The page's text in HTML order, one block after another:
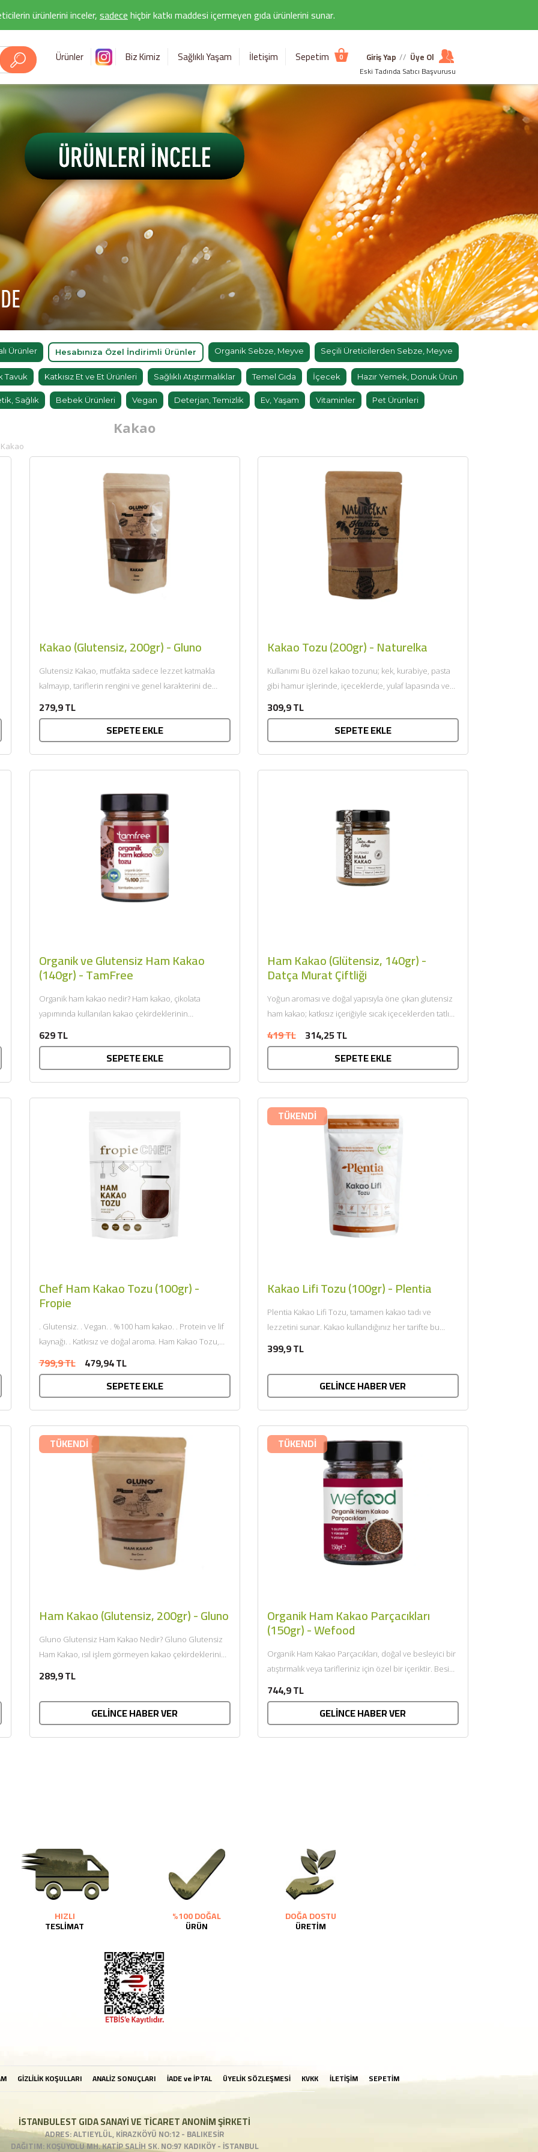
ürünlerini inceler,sadecehiçbir katkı maddesi içermeyen gıda ürünlerini sunar.
Ürünler Biz Kimiz Sağlıklı Yaşam İletişim Sepetim 0 Giriş Yap // Üye Ol
Eski Tadında Satıcı Başvurusu
Ürünler Hesabınıza Özel İndirimli Ürünler Organik Sebze, Meyve Seçili Üreticilerden Sebze, Meyve
Tavuk Katkısız Et ve Et Ürünleri Sağlıklı Atıştırmalıklar Temel Gıda İçecek Hazır Yemek, Donuk Ürün
Sağlık Bebek Ürünleri Vegan Deterjan, Temizlik Ev, Yaşam Vitaminler Pet Ürünleri
Kakao
Kakao
Kakao (Glutensiz, 200gr) - Gluno
Glutensiz Kakao, mutfakta sadece lezzet katmakla
kalmayıp, tariflerin rengini ve genel karakterini de
279,9 TL
SEPETE EKLE
Kakao Tozu (200gr) - Naturelka
Kullanımı Bu özel kakao tozunu; kek, kurabiye, pasta
gibi hamur işlerinde, içeceklerde, yulaf lapasında ve
309,9 TL
SEPETE EKLE
Organik ve Glutensiz Ham Kakao
(140gr) - TamFree
Organik ham kakao nedir? Ham kakao, çikolata
yapımında kullanılan kakao çekirdeklerinin
çekirdeklerinin...
629 TL
SEPETE EKLE
Ham Kakao (Glütensiz, 140gr) -
Datça Murat Çiftliği
Yoğun aroması ve doğal yapısıyla öne çıkan glutensiz
ham kakao; katkısız içeriğiyle sıcak içeceklerden tatlı
419 TL 314,25 TL
SEPETE EKLE
Chef Ham Kakao Tozu (100gr) -
Fropie
. Glutensiz. . Vegan. . %100 ham kakao. . Protein ve lif
kaynağı. . Katkısız ve doğal aroma. Ham Kakao Tozu,
799,9 TL 479,94 TL
SEPETE EKLE
TÜKENDİ
Kakao Lifi Tozu (100gr) - Plentia
Plentia Kakao Lifi Tozu, tamamen kakao tadı ve
lezzetini sunar. Kakao kullandığınız her tarifte bu
399,9 TL
GELİNCE HABER VER
TÜKENDİ
Ham Kakao (Glutensiz, 200gr) - Gluno
Gluno Glutensiz Ham Kakao Nedir? Gluno Glutensiz
Ham Kakao, ısıl işlem görmeyen kakao çekirdeklerinin
289,9 TL
GELİNCE HABER VER
TÜKENDİ
Organik Ham Kakao Parçacıkları
(150gr) - Wefood
Organik Ham Kakao Parçacıkları, doğal ve besleyici bir
atıştırmalık veya tarifleriniz için özel bir içeriktir. Besin
744,9 TL
GELİNCE HABER VER
HIZLI
TESLİMAT
%100 DOĞAL
ÜRÜN
DOĞA DOSTU
ÜRETİM
GİZLİLİK KOŞULLARI ANALİZ SONUÇLARI İADE ve İPTAL ÜYELİK SÖZLEŞMESİ KVKK İLETİŞİM SEPETİM
İSTANBULEST GIDA SANAYİ VE TİCARET ANONİM ŞİRKETİ
ADRES: ALTIEYLÜL, KİRAZKÖYÜ NO:12 - BALIKESİR
DAĞITIM: KOŞUYOLU MH. KATİP SALİH SK. NO:97 KADIKÖY - İSTANBUL
×
BU HAFTANIN PLANLI İNDİRİMİ
Naturel Sızma Zeytinyağı
(5lt, Soğuk Sıkım) - Bilgem